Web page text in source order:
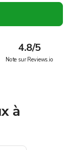
4.8/5
Note sur Reviews.io
à